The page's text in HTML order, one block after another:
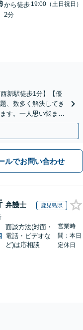
から徒歩
2分
19:00（土日祝日）
新駅徒歩1分】【優
、数多く解決してき
す。一人思い悩ま
う。
ルでお問い合わせ
弁護士 鹿児島県
面談方法(対面・
電話・ビデオな
ど)は応相談
営業時
間：本日
定休日